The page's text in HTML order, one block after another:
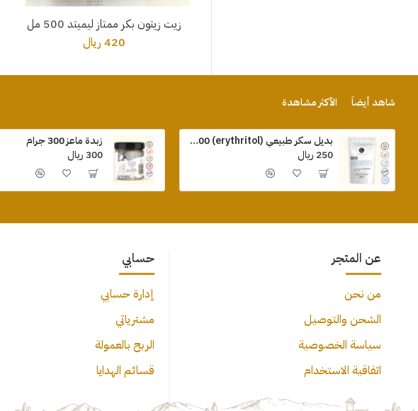
زيت زيتون بكر ممتاز ليميتد 500 مل
420 ريال
شاهد أيضاً الأكثر مشاهدة
بديل سكر طبيعي (erythritol) 500 جرام
250 ريال
زبدة ماعز 300 جرام
300 ريال
عن المتجر
من نحن
الشحن والتوصيل
سياسة الخصوصية
اتفاقية الاستخدام
حسابي
إدارة حسابي
مشترياتي
الربح بالعمولة
قسائم الهدايا